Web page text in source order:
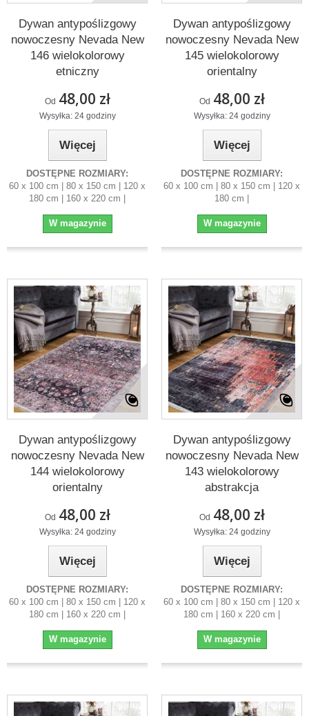
Dywan antypoślizgowy
nowoczesny Nevada New
146 wielokolorowy
etniczny
Od 48,00 zł
Wysyłka: 24 godziny
Więcej
DOSTĘPNE ROZMIARY:
60 x 100 cm | 80 x 150 cm | 120 x
180 cm | 160 x 220 cm |
W magazynie
Dywan antypoślizgowy
nowoczesny Nevada New
145 wielokolorowy
orientalny
Od 48,00 zł
Wysyłka: 24 godziny
Więcej
DOSTĘPNE ROZMIARY:
60 x 100 cm | 80 x 150 cm | 120 x
180 cm |
W magazynie
Dywan antypoślizgowy
nowoczesny Nevada New
144 wielokolorowy
orientalny
Od 48,00 zł
Wysyłka: 24 godziny
Więcej
DOSTĘPNE ROZMIARY:
60 x 100 cm | 80 x 150 cm | 120 x
180 cm | 160 x 220 cm |
W magazynie
Dywan antypoślizgowy
nowoczesny Nevada New
143 wielokolorowy
abstrakcja
Od 48,00 zł
Wysyłka: 24 godziny
Więcej
DOSTĘPNE ROZMIARY:
60 x 100 cm | 80 x 150 cm | 120 x
180 cm | 160 x 220 cm |
W magazynie